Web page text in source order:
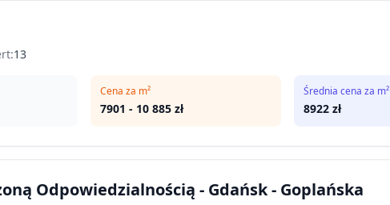
13
Cena za m²
7901 - 10 885 zł
Średnia cena za m²
8922 zł
Odpowiedzialnością - Gdańsk - Goplańska